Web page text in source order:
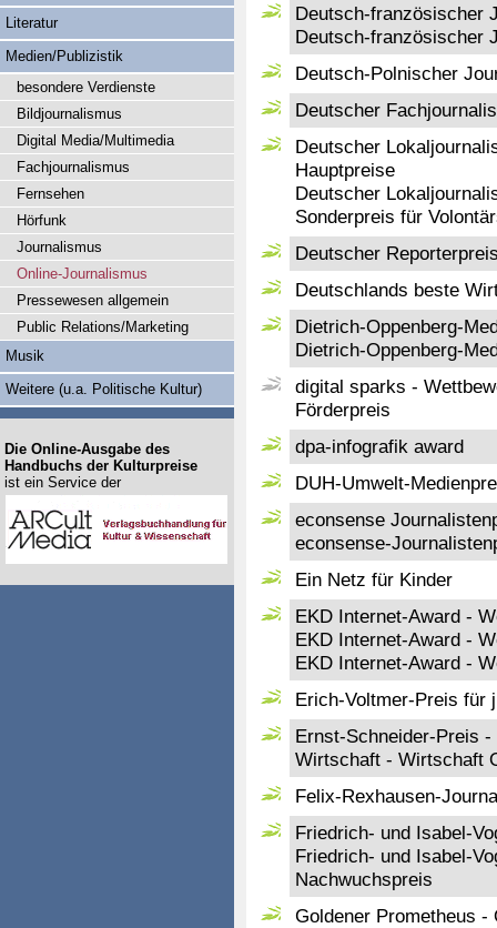
Deutsch-französischer
Deutsch-französischer
Deutsch-Polnischer
Deutscher
Deutscher
Hauptpreise
Deutscher
Sonderpreis für
Deutscher
Deutschlands beste
Dietrich-Oppenberg-
Dietrich-Oppenberg-
digital sparks -
Förderpreis
dpa-infografik award
DUH-Umwelt-
econsense
econsense-
Ein Netz für Kinder
EKD Internet-Award -
EKD Internet-Award -
EKD Internet-Award -
Erich-Voltmer-Preis für
Ernst-Schneider-Preis
Wirtschaft - Wirtschaft
Felix-Rexhausen-
Friedrich- und Isabel-
Friedrich- und Isabel-
Nachwuchspreis
Goldener Prometheus
Literatur
Medien/Publizistik
besondere Verdienste
Bildjournalismus
Digital Media/Multimedia
Fachjournalismus
Fernsehen
Hörfunk
Journalismus
Online-Journalismus
Pressewesen allgemein
Public Relations/Marketing
Musik
Weitere (u.a. Politische Kultur)
Die Online-Ausgabe des
Handbuchs der Kulturpreise
ist ein Service der